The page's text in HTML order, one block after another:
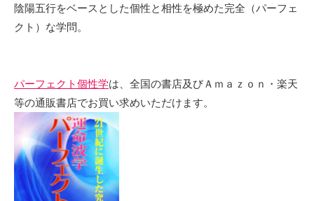
陰陽五行をベースとした個性と相性を極めた完全（パーフェ
クト）な学問。
パーフェクト個性学は、全国の書店及びＡｍａｚｏｎ・楽天
等の通販書店でお買い求めいただけます。